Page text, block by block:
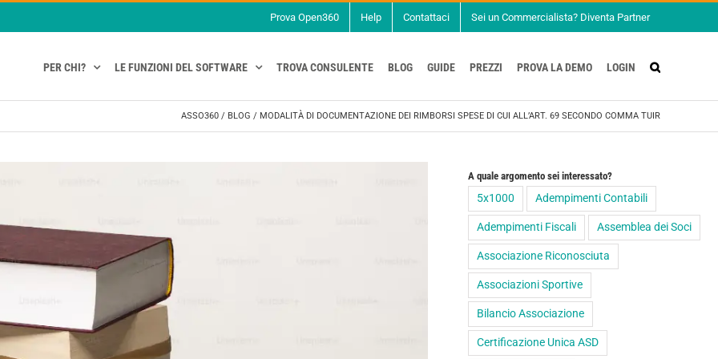
Prova Open360 Help Contattaci Sei un Commercialista? Diventa Partner
PER CHI? LE FUNZIONI DEL SOFTWARE TROVA CONSULENTE BLOG GUIDE PREZZI PROVA LA DEMO LOGIN
ASSO360 / BLOG / MODALITÀ DI DOCUMENTAZIONE DEI RIMBORSI SPESE DI CUI ALL’ART. 69 SECONDO COMMA TUIR
A quale argomento sei interessato?
5x1000 Adempimenti Contabili
Adempimenti Fiscali Assemblea dei Soci
Associazione Riconosciuta
Associazioni Sportive
Bilancio Associazione
Certificazione Unica ASD